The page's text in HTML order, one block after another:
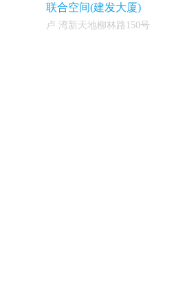
联合空间(建发大厦)
卢 湾新天地柳林路150号